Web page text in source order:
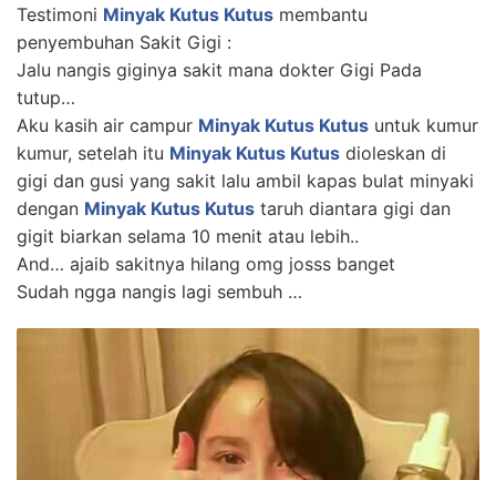
Testimoni Minyak Kutus Kutus membantu
penyembuhan Sakit Gigi :
Jalu nangis giginya sakit mana dokter Gigi Pada
tutup…
Aku kasih air campur Minyak Kutus Kutus untuk kumur
kumur, setelah itu Minyak Kutus Kutus dioleskan di
gigi dan gusi yang sakit lalu ambil kapas bulat minyaki
dengan Minyak Kutus Kutus taruh diantara gigi dan
gigit biarkan selama 10 menit atau lebih..
And… ajaib sakitnya hilang omg josss banget
Sudah ngga nangis lagi sembuh …